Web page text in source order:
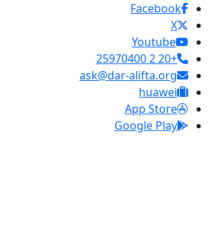
Facebook
X
Youtube
+20 2 25970400
ask@dar-alifta.org
huawei
App Store
Google Play